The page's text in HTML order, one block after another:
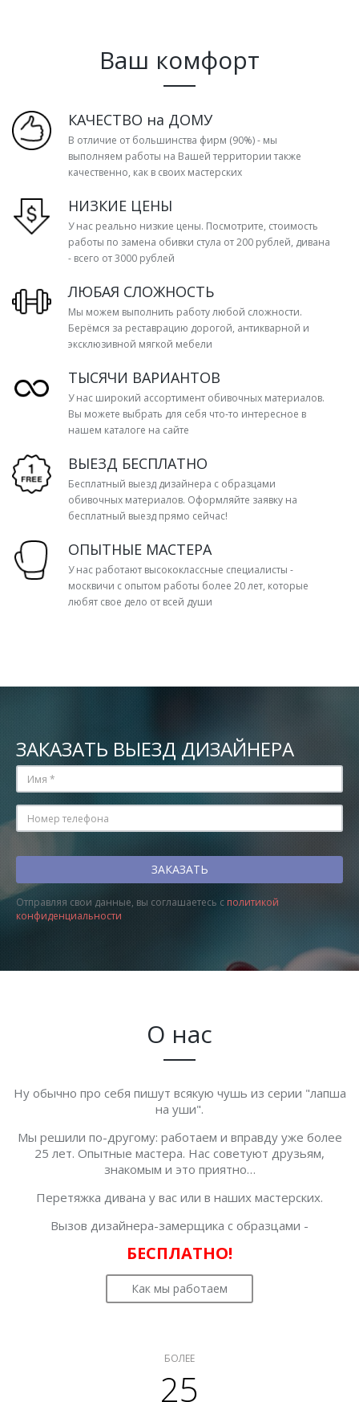
Ваш комфорт
КАЧЕСТВО на ДОМУ
В отличие от большинства фирм (90%) - мы
выполняем работы на Вашей территории также
качественно, как в своих мастерских
НИЗКИЕ ЦЕНЫ
У нас реально низкие цены. Посмотрите, стоимость
работы по замена обивки стула от 200 рублей, дивана
- всего от 3000 рублей
ЛЮБАЯ СЛОЖНОСТЬ
Мы можем выполнить работу любой сложности.
Берёмся за реставрацию дорогой, антикварной и
эксклюзивной мягкой мебели
ТЫСЯЧИ ВАРИАНТОВ
У нас широкий ассортимент обивочных материалов.
Вы можете выбрать для себя что-то интересное в
нашем каталоге на сайте
ВЫЕЗД БЕСПЛАТНО
Бесплатный выезд дизайнера с образцами
обивочных материалов. Оформляйте заявку на
бесплатный выезд прямо сейчас!
ОПЫТНЫЕ МАСТЕРА
У нас работают высококлассные специалисты -
москвичи с опытом работы более 20 лет, которые
любят свое дело от всей души
ЗАКАЗАТЬ ВЫЕЗД ДИЗАЙНЕРА
Отправляя свои данные, вы соглашаетесь с политикой
конфиденциальности
О нас
Ну обычно про себя пишут всякую чушь из серии "лапша
на уши".
Мы решили по-другому: работаем и вправду уже более
25 лет. Опытные мастера. Нас советуют друзьям,
знакомым и это приятно…
Перетяжка дивана у вас или в наших мастерских.
Вызов дизайнера-замерщика с образцами -
БЕСПЛАТНО!
Как мы работаем
БОЛЕЕ
25